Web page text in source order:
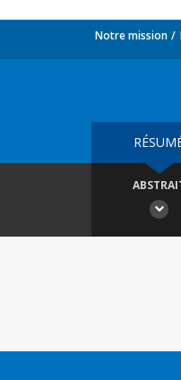
Notre mission